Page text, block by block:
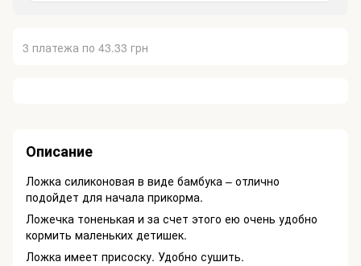
3 платежа по 43.33 грн
Описание
Ложка силиконовая в виде бамбука – отлично
подойдет для начала прикорма.
Ложечка тоненькая и за счет этого ею очень удобно
кормить маленьких детишек.
Ложка имеет присоску. Удобно сушить.